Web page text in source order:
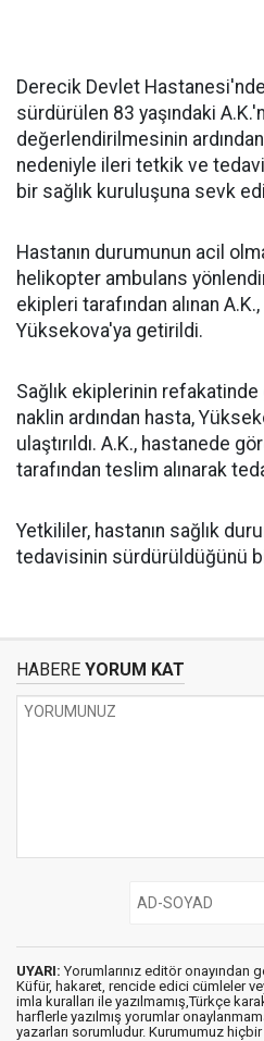
Derecik Devlet
sürdürülen 83 yaşındaki
değerlendirilmesinin
nedeniyle ileri tetkik ve
bir sağlık kuruluşuna sevk
Hastanın durumunun acil
helikopter ambulans
ekipleri tarafından alınan
Yüksekova'ya getirildi.
Sağlık ekiplerinin refakatinde
naklin ardından hasta,
ulaştırıldı. A.K., hastanede
tarafından teslim alınarak
Yetkililer, hastanın sağlık
tedavisinin sürdürüldüğünü
HABERE YORUM KAT
UYARI: Yorumlarınız editör onayından
Küfür, hakaret, rencide edici cümleler
imla kuralları ile yazılmamış,Türkçe
harflerle yazılmış yorumlar
yazarları sorumludur. Kurumumuz